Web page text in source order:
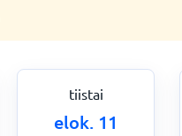
tiistai
elok. 11